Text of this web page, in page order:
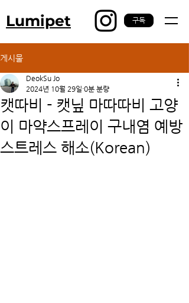
Lumipet 구독
게시물
캣따비 - 캣닢 마따따비 고양
이 마약스프레이 구내염 예방
스트레스 해소(Korean)
DeokSu Jo
2024년 10월 29일 0분 분량